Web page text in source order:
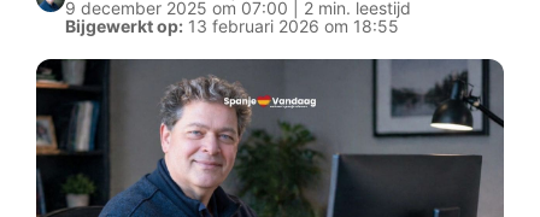
9 december 2025 om 07:00 | 2 min. leestijd
Bijgewerkt op: 13 februari 2026 om 18:55